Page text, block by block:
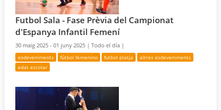
Futbol Sala - Fase Prèvia del Campionat
d'Espanya Infantil Femení
30 maig 2025 - 01 juny 2025 |Todo el día |
esdeveniments fútbol femenino futbol platja
altres esdeveniments
edat escolar